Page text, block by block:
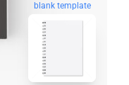
blank template